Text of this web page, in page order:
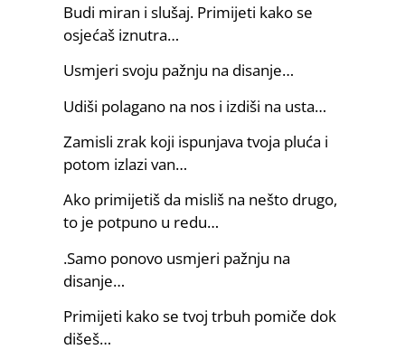
Budi miran i slušaj. Primijeti kako se
osjećaš iznutra…
Usmjeri svoju pažnju na disanje…
Udiši polagano na nos i izdiši na usta…
Zamisli zrak koji ispunjava tvoja pluća i
potom izlazi van…
Ako primijetiš da misliš na nešto drugo,
to je potpuno u redu…
.Samo ponovo usmjeri pažnju na
disanje…
Primijeti kako se tvoj trbuh pomiče dok
dišeš…